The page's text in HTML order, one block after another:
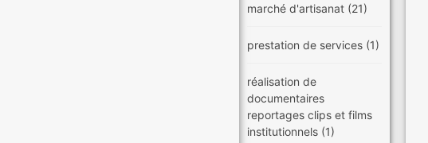
marché d'artisanat (21)
prestation de services (1)
réalisation de
documentaires
reportages clips et films
institutionnels (1)